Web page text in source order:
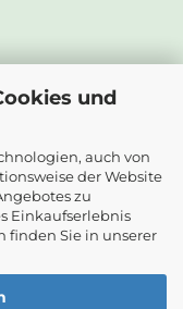
und
auch von
der Website
zu
Einkaufserlebnis
finden Sie in unserer